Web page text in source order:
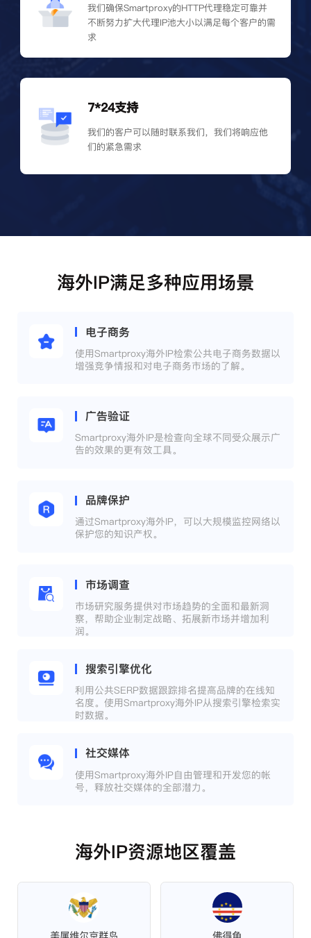
我们确保Smartproxy的HTTP代理稳定可靠并
不断努力扩大代理IP池大小以满足每个客户的需
求
7*24支持
我们的客户可以随时联系我们，我们将响应他
们的紧急需求
海外IP满足多种应用场景
电子商务
使用Smartproxy海外IP检索公共电子商务数据以
增强竞争情报和对电子商务市场的了解。
广告验证
Smartproxy海外IP是检查向全球不同受众展示广
告的效果的更有效工具。
品牌保护
通过Smartproxy海外IP，可以大规模监控网络以
保护您的知识产权。
市场调查
市场研究服务提供对市场趋势的全面和最新洞
察，帮助企业制定战略、拓展新市场并增加利
润。
搜索引擎优化
利用公共SERP数据跟踪排名提高品牌的在线知
名度。使用Smartproxy海外IP从搜索引擎检索实
时数据。
社交媒体
使用Smartproxy海外IP自由管理和开发您的帐
号，释放社交媒体的全部潜力。
海外IP资源地区覆盖